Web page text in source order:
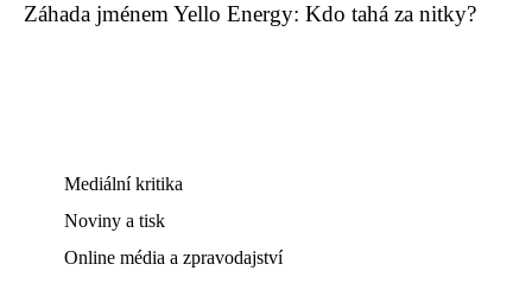
Záhada jménem Yello Energy: Kdo tahá za nitky?
Mediální kritika
Noviny a tisk
Online média a zpravodajství